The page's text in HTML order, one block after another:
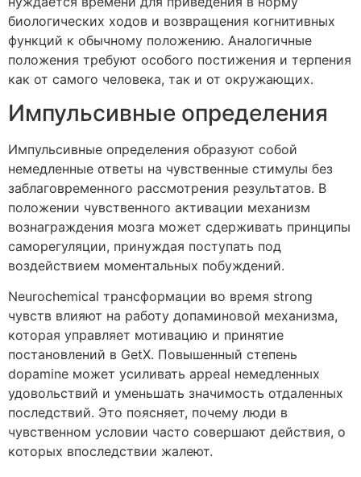
биологических ходов и возвращения когнитивных
функций к обычному положению. Аналогичные
положения требуют особого постижения и терпения
как от самого человека, так и от окружающих.
Импульсивные определения
Импульсивные определения образуют собой
немедленные ответы на чувственные стимулы без
заблаговременного рассмотрения результатов. В
положении чувственного активации механизм
вознаграждения мозга может сдерживать принципы
саморегуляции, принуждая поступать под
воздействием моментальных побуждений.
Neurochemical трансформации во время strong
чувств влияют на работу допаминовой механизма,
которая управляет мотивацию и принятие
постановлений в GetX. Повышенный степень
dopamine может усиливать appeal немедленных
удовольствий и уменьшать значимость отдаленных
последствий. Это поясняет, почему люди в
чувственном условии часто совершают действия, о
которых впоследствии жалеют.